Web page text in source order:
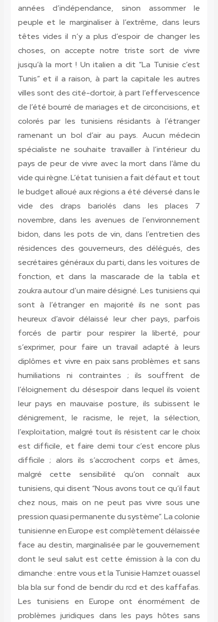
années d’indépendance, sinon assommer le
peuple et le marginaliser à l’extrême, dans leurs
têtes vides il n’y a plus d’espoir de changer les
choses, on accepte notre triste sort de vivre
jusqu’à la mort ! Un italien a dit “La Tunisie c’est
Tunis” et il a raison, à part la capitale les autres
villes sont des cité-dortoir, à part l’effervescence
de l’été bourré de mariages et de circoncisions, et
colorés par les tunisiens résidants à l’étranger
ramenant un bol d’air au pays. Aucun médecin
spécialiste ne souhaite travailler à l’intérieur du
pays de peur de vivre avec la mort dans l’âme du
vide qui règne. L’état tunisien a fait défaut et tout
le budget alloué aux régions a été déversé dans le
vide des draps bariolés dans les places 7
novembre, dans les avenues de l’environnement
bidon, dans les pots de vin, dans l’entretien des
résidences des gouverneurs, des délégués, des
secrétaires généraux du parti, dans les voitures de
fonction, et dans la mascarade de la tabla et
zoukra autour d’un maire désigné. Les tunisiens qui
sont à l’étranger en majorité ils ne sont pas
heureux d’avoir délaissé leur cher pays, parfois
forcés de partir pour respirer la liberté, pour
s’exprimer, pour faire un travail adapté à leurs
diplômes et vivre en paix sans problèmes et sans
humiliations ni contraintes ; ils souffrent de
l’éloignement du désespoir dans lequel ils voient
leur pays en mauvaise posture, ils subissent le
dénigrement, le racisme, le rejet, la sélection,
l’exploitation, malgré tout ils résistent car le choix
est difficile, et faire demi tour c’est encore plus
difficile ; alors ils s’accrochent corps et âmes,
malgré cette sensibilité qu’on connaît aux
tunisiens, qui disent “Nous avons tout ce qu’il faut
chez nous, mais on ne peut pas vivre sous une
pression quasi permanente du système”. La colonie
tunisienne en Europe est complètement délaissée
face au destin, marginalisée par le gouvernement
dont le seul salut est cette émission à la con du
dimanche : entre vous et la Tunisie Hamzet ouassel
bla bla sur fond de bendir du rcd et des kaffafas.
Les tunisiens en Europe ont énormément de
problèmes juridiques dans les pays hôtes sans